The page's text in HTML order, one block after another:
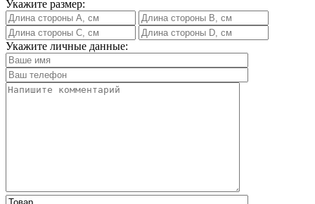
Укажите размер:
Укажите личные данные: